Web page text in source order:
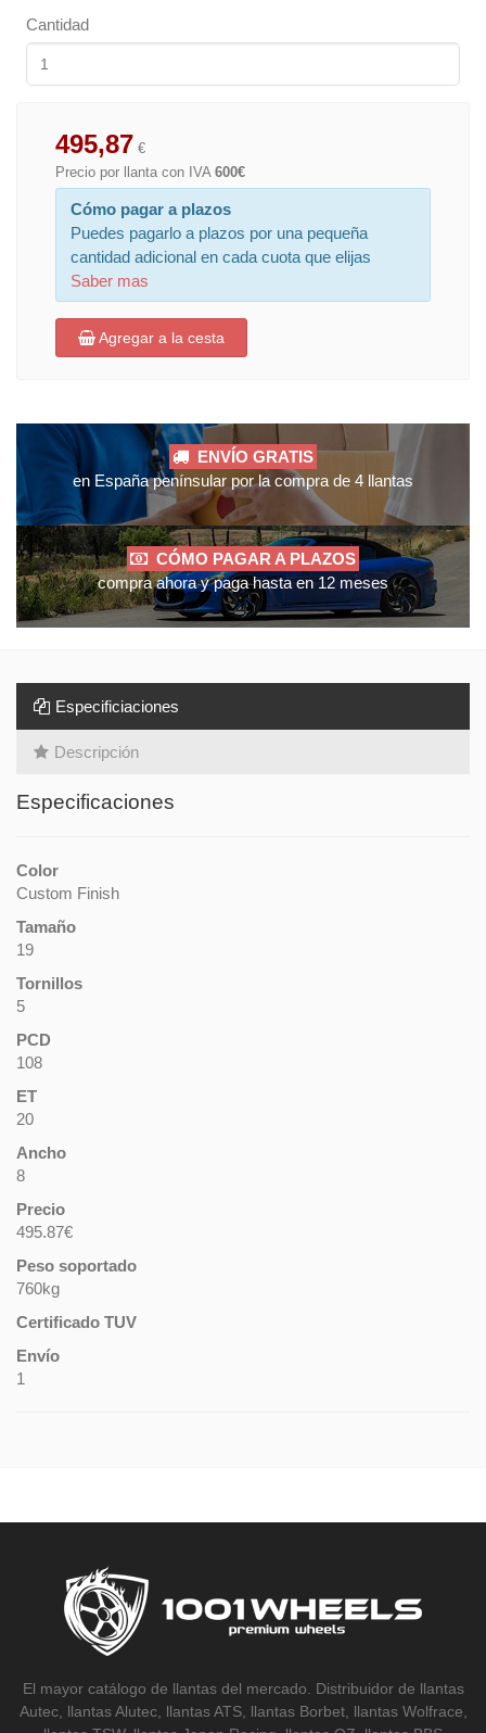
Cantidad
495,87 €
Precio por llanta con IVA 600€
Cómo pagar a plazos
Puedes pagarlo a plazos por una pequeña
cantidad adicional en cada cuota que elijas
Saber mas
Agregar a la cesta
ENVÍO GRATIS
en España penínsular por la compra de 4 llantas
CÓMO PAGAR A PLAZOS
compra ahora y paga hasta en 12 meses
Especificiaciones
Descripción
Especificaciones
Color
Custom Finish
Tamaño
19
Tornillos
5
PCD
108
ET
20
Ancho
8
Precio
495.87€
Peso soportado
760kg
Certificado TUV
Envío
1
El mayor catálogo de llantas del mercado. Distribuidor de llantas
Autec, llantas Alutec, llantas ATS, llantas Borbet, llantas Wolfrace,